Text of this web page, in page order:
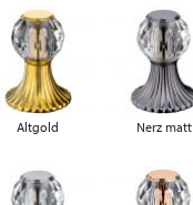
Altgold Nerz matt